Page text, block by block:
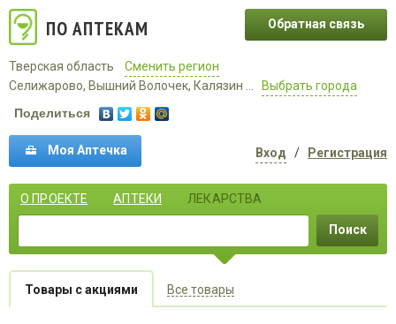
ПО АПТЕКАМ
Тверская область
Сменить регион
Селижарово, Вышний Волочек, Калязин ...
Выбрать города
Обратная связь
Поделиться
Моя Аптечка Вход / Регистрация
О ПРОЕКТЕ АПТЕКИ ЛЕКАРСТВА
Поиск
Товары с акциями Все товары